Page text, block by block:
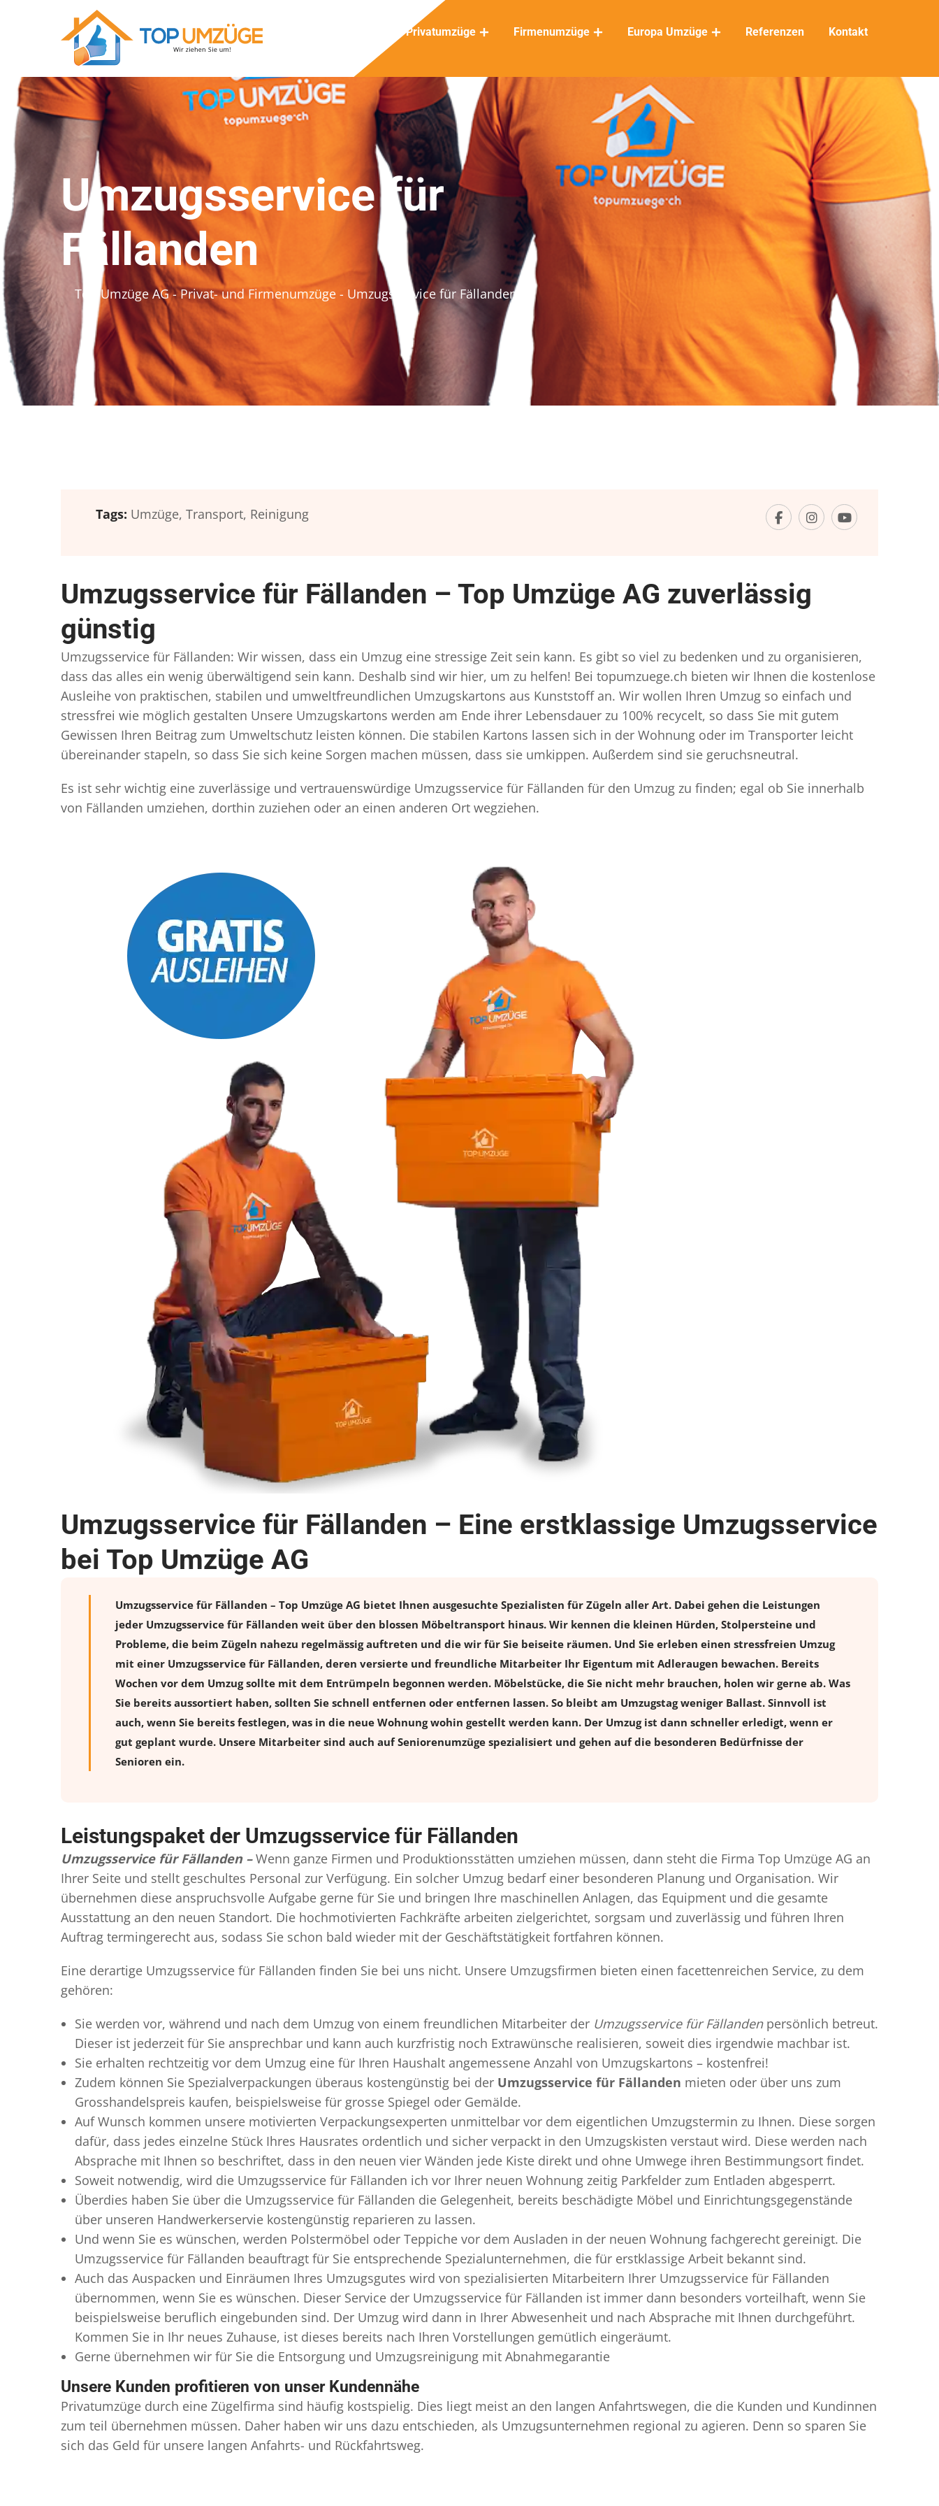
Privatumzüge Firmenumzüge Europa Umzüge Referenzen Kontakt
Umzugsservice für
Fällanden
Top Umzüge AG - Privat- und Firmenumzüge - Umzugsservice für Fällanden
Tags: Umzüge, Transport, Reinigung
Umzugsservice für Fällanden – Top Umzüge AG zuverlässig
günstig
Umzugsservice für Fällanden: Wir wissen, dass ein Umzug eine stressige Zeit sein kann. Es gibt so viel zu bedenken und zu organisieren,
dass das alles ein wenig überwältigend sein kann. Deshalb sind wir hier, um zu helfen! Bei topumzuege.ch bieten wir Ihnen die kostenlose
Ausleihe von praktischen, stabilen und umweltfreundlichen Umzugskartons aus Kunststoff an. Wir wollen Ihren Umzug so einfach und
stressfrei wie möglich gestalten Unsere Umzugskartons werden am Ende ihrer Lebensdauer zu 100% recycelt, so dass Sie mit gutem
Gewissen Ihren Beitrag zum Umweltschutz leisten können. Die stabilen Kartons lassen sich in der Wohnung oder im Transporter leicht
übereinander stapeln, so dass Sie sich keine Sorgen machen müssen, dass sie umkippen. Außerdem sind sie geruchsneutral.
Es ist sehr wichtig eine zuverlässige und vertrauenswürdige Umzugsservice für Fällanden für den Umzug zu finden; egal ob Sie innerhalb
von Fällanden umziehen, dorthin zuziehen oder an einen anderen Ort wegziehen.
Umzugsservice für Fällanden – Eine erstklassige Umzugsservice
bei Top Umzüge AG
Umzugsservice für Fällanden – Top Umzüge AG bietet Ihnen ausgesuchte Spezialisten für Zügeln aller Art. Dabei gehen die Leistungen
jeder Umzugsservice für Fällanden weit über den blossen Möbeltransport hinaus. Wir kennen die kleinen Hürden, Stolpersteine und
Probleme, die beim Zügeln nahezu regelmässig auftreten und die wir für Sie beiseite räumen. Und Sie erleben einen stressfreien Umzug
mit einer Umzugsservice für Fällanden, deren versierte und freundliche Mitarbeiter Ihr Eigentum mit Adleraugen bewachen. Bereits
Wochen vor dem Umzug sollte mit dem Entrümpeln begonnen werden. Möbelstücke, die Sie nicht mehr brauchen, holen wir gerne ab. Was
Sie bereits aussortiert haben, sollten Sie schnell entfernen oder entfernen lassen. So bleibt am Umzugstag weniger Ballast. Sinnvoll ist
auch, wenn Sie bereits festlegen, was in die neue Wohnung wohin gestellt werden kann. Der Umzug ist dann schneller erledigt, wenn er
gut geplant wurde. Unsere Mitarbeiter sind auch auf Seniorenumzüge spezialisiert und gehen auf die besonderen Bedürfnisse der
Senioren ein.
Leistungspaket der Umzugsservice für Fällanden
Umzugsservice für Fällanden – Wenn ganze Firmen und Produktionsstätten umziehen müssen, dann steht die Firma Top Umzüge AG an
Ihrer Seite und stellt geschultes Personal zur Verfügung. Ein solcher Umzug bedarf einer besonderen Planung und Organisation. Wir
übernehmen diese anspruchsvolle Aufgabe gerne für Sie und bringen Ihre maschinellen Anlagen, das Equipment und die gesamte
Ausstattung an den neuen Standort. Die hochmotivierten Fachkräfte arbeiten zielgerichtet, sorgsam und zuverlässig und führen Ihren
Auftrag termingerecht aus, sodass Sie schon bald wieder mit der Geschäftstätigkeit fortfahren können.
Eine derartige Umzugsservice für Fällanden finden Sie bei uns nicht. Unsere Umzugsfirmen bieten einen facettenreichen Service, zu dem
gehören:
Sie werden vor, während und nach dem Umzug von einem freundlichen Mitarbeiter der Umzugsservice für Fällandenpersönlich betreut.
Dieser ist jederzeit für Sie ansprechbar und kann auch kurzfristig noch Extrawünsche realisieren, soweit dies irgendwie machbar ist.
Sie erhalten rechtzeitig vor dem Umzug eine für Ihren Haushalt angemessene Anzahl von Umzugskartons – kostenfrei!
Zudem können Sie Spezialverpackungen überaus kostengünstig bei der Umzugsservice für Fällanden mieten oder über uns zum
Grosshandelspreis kaufen, beispielsweise für grosse Spiegel oder Gemälde.
Auf Wunsch kommen unsere motivierten Verpackungsexperten unmittelbar vor dem eigentlichen Umzugstermin zu Ihnen. Diese sorgen
dafür, dass jedes einzelne Stück Ihres Hausrates ordentlich und sicher verpackt in den Umzugskisten verstaut wird. Diese werden nach
Absprache mit Ihnen so beschriftet, dass in den neuen vier Wänden jede Kiste direkt und ohne Umwege ihren Bestimmungsort findet.
Soweit notwendig, wird die Umzugsservice für Fällanden ich vor Ihrer neuen Wohnung zeitig Parkfelder zum Entladen abgesperrt.
Überdies haben Sie über die Umzugsservice für Fällanden die Gelegenheit, bereits beschädigte Möbel und Einrichtungsgegenstände
über unseren Handwerkerservie kostengünstig reparieren zu lassen.
Und wenn Sie es wünschen, werden Polstermöbel oder Teppiche vor dem Ausladen in der neuen Wohnung fachgerecht gereinigt. Die
Umzugsservice für Fällanden beauftragt für Sie entsprechende Spezialunternehmen, die für erstklassige Arbeit bekannt sind.
Auch das Auspacken und Einräumen Ihres Umzugsgutes wird von spezialisierten Mitarbeitern Ihrer Umzugsservice für Fällanden
übernommen, wenn Sie es wünschen. Dieser Service der Umzugsservice für Fällanden ist immer dann besonders vorteilhaft, wenn Sie
beispielsweise beruflich eingebunden sind. Der Umzug wird dann in Ihrer Abwesenheit und nach Absprache mit Ihnen durchgeführt.
Kommen Sie in Ihr neues Zuhause, ist dieses bereits nach Ihren Vorstellungen gemütlich eingeräumt.
Gerne übernehmen wir für Sie die Entsorgung und Umzugsreinigung mit Abnahmegarantie
Unsere Kunden profitieren von unser Kundennähe
Privatumzüge durch eine Zügelfirma sind häufig kostspielig. Dies liegt meist an den langen Anfahrtswegen, die die Kunden und Kundinnen
zum teil übernehmen müssen. Daher haben wir uns dazu entschieden, als Umzugsunternehmen regional zu agieren. Denn so sparen Sie
sich das Geld für unsere langen Anfahrts- und Rückfahrtsweg.